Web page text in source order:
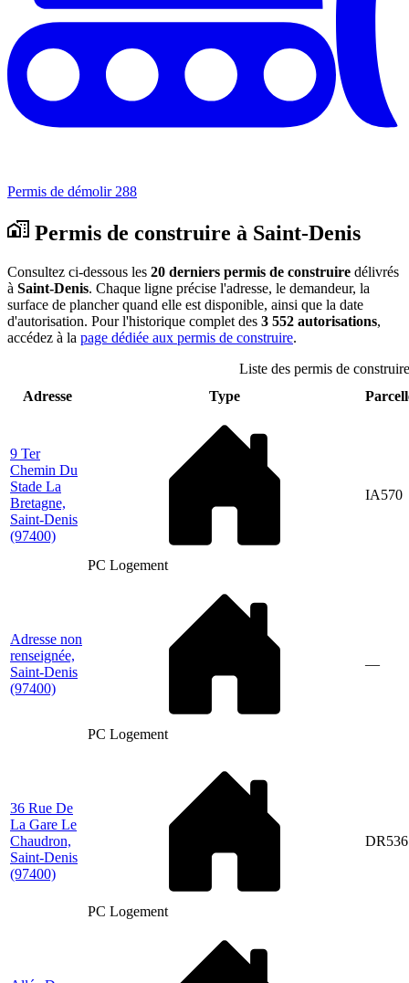
Permis de démolir 288
Permis de construire à Saint-Denis
Consultez ci-dessous les 20 derniers permis de construire délivrés
à Saint-Denis. Chaque ligne précise l'adresse, le demandeur, la
surface de plancher quand elle est disponible, ainsi que la date
d'autorisation. Pour l'historique complet des 3 552 autorisations,
accédez à la page dédiée aux permis de construire.
Liste des permis de
Adresse
Type
9 Ter
Chemin Du
Stade La
Bretagne,
Saint-Denis
(97400)
PC Logement
IA570
Adresse non
renseignée,
Saint-Denis
(97400)
PC Logement
—
36 Rue De
La Gare Le
Chaudron,
Saint-Denis
(97400)
PC Logement
DR536